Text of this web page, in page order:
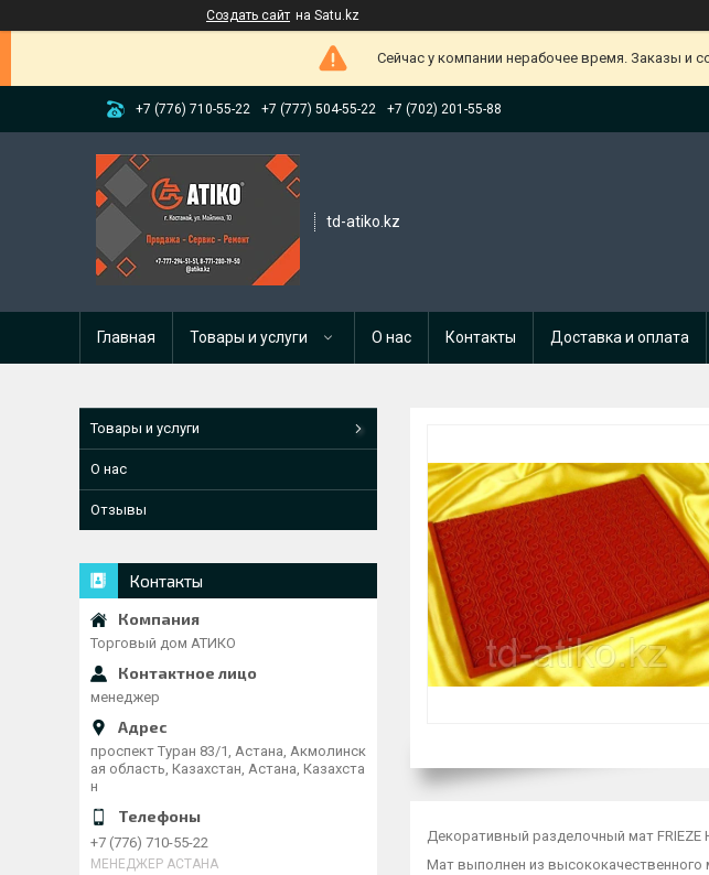
Создать сайт на Satu.kz
Сейчас у компании нерабочее время. Заказы и
+7 (776) 710-55-22 +7 (777) 504-55-22 +7 (702) 201-55-88
td-atiko.kz
Главная Товары и услуги О нас Контакты Доставка и оплата
Декоративный разделочный мат FRIEZE
Мат выполнен из высококачественного
Товары и услуги
О нас
Отзывы
Контакты
Торговый дом АТИКО
менеджер
проспект Туран 83/1, Астана, Акмолинск
ая область, Казахстан, Астана, Казахста
н
+7 (776) 710-55-22
МЕНЕДЖЕР АСТАНА